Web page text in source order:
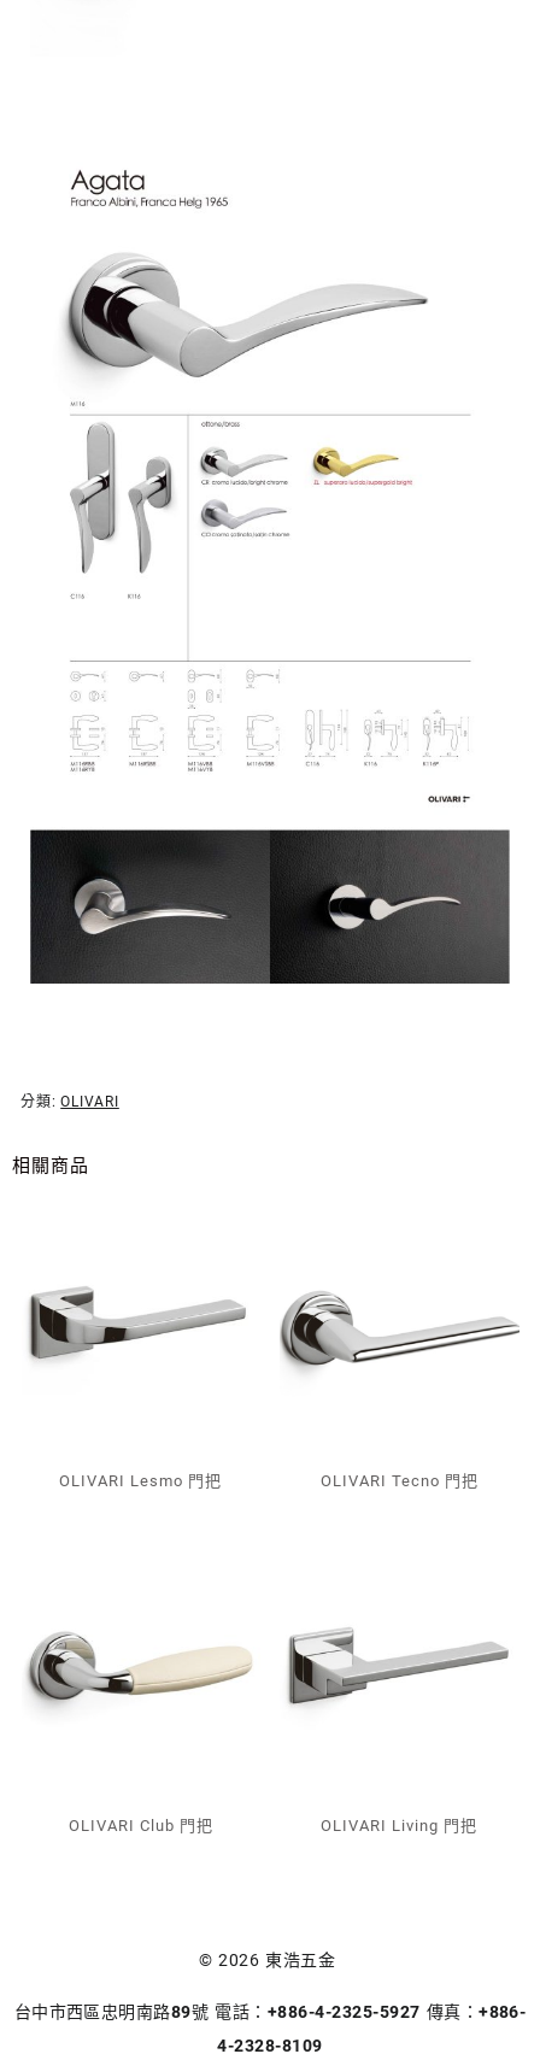
分類:OLIVARI
相關商品
OLIVARI Lesmo 門把 OLIVARI Tecno 門把
OLIVARI Club 門把 OLIVARI Living 門把
© 2026 東浩五金
台中市西區忠明南路89號 電話：+886-4-2325-5927 傳真：+886-
4-2328-8109